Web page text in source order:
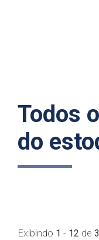
Todos
do
Exibindo 1 - 12 de